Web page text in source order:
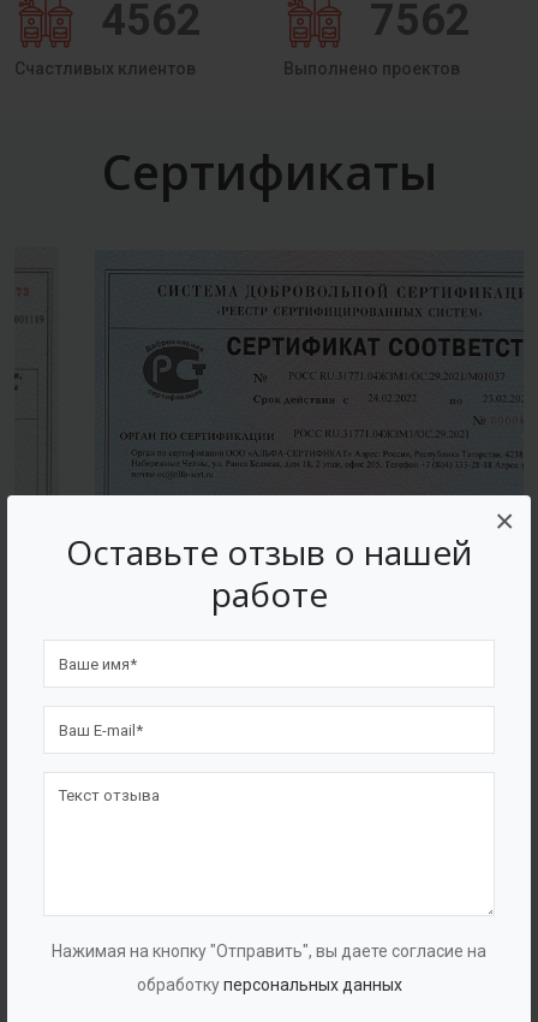
Оставьте отзыв о нашей
работе
Нажимая на кнопку "Отправить", вы даете согласие на
обработкуперсональных данных
×
4562
Счастливых клиентов
7562
Выполнено проектов
Сертификаты